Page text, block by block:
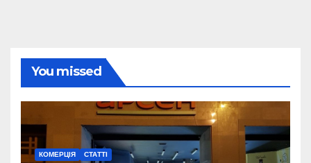
You missed
КОМЕРЦІЯ СТАТТІ